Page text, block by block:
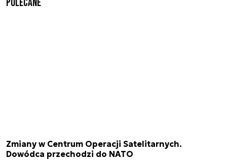
Zmiany w Centrum Operacji Satelitarnych.
Dowódca przechodzi do NATO